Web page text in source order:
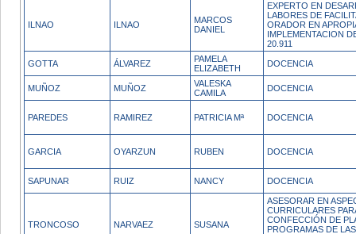
ILNAO ILNAO
MARCOS
DANIEL
EXPERTO EN
LABORES DE
ORADOR EN
IMPLEMENTACION
20.911
GOTTA ÁLVAREZ
PAMELA
ELIZABETH
DOCENCIA
MUÑOZ MUÑOZ
VALESKA
CAMILA
DOCENCIA
PAREDES RAMIREZ PATRICIA Mª DOCENCIA
GARCIA OYARZUN RUBEN DOCENCIA
SAPUNAR RUIZ NANCY DOCENCIA
TRONCOSO NARVAEZ SUSANA
ASESORAR EN
CURRICULARES
CONFECCIÓN DE
PROGRAMAS DE